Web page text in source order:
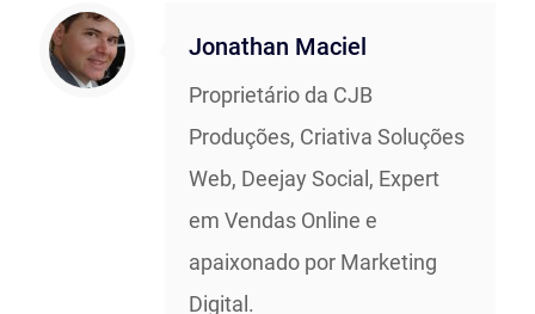
Jonathan Maciel
Proprietário da CJB
Produções, Criativa Soluções
Web, Deejay Social, Expert
em Vendas Online e
apaixonado por Marketing
Digital.